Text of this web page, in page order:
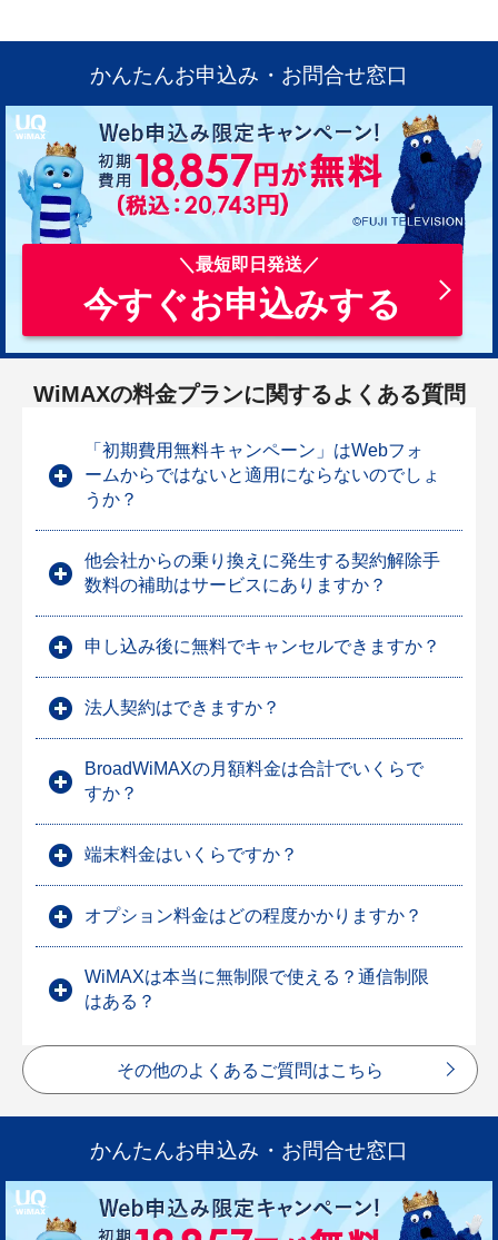
かんたんお申込み・お問合せ窓口
今すぐお申込みする
WiMAXの料金プランに関するよくある質問
「初期費用無料キャンペーン」はWebフォ
ームからではないと適用にならないのでしょ
うか？
他会社からの乗り換えに発生する契約解除手
数料の補助はサービスにありますか？
申し込み後に無料でキャンセルできますか？
法人契約はできますか？
BroadWiMAXの月額料金は合計でいくらで
すか？
端末料金はいくらですか？
オプション料金はどの程度かかりますか？
WiMAXは本当に無制限で使える？通信制限
はある？
その他のよくあるご質問はこちら
かんたんお申込み・お問合せ窓口